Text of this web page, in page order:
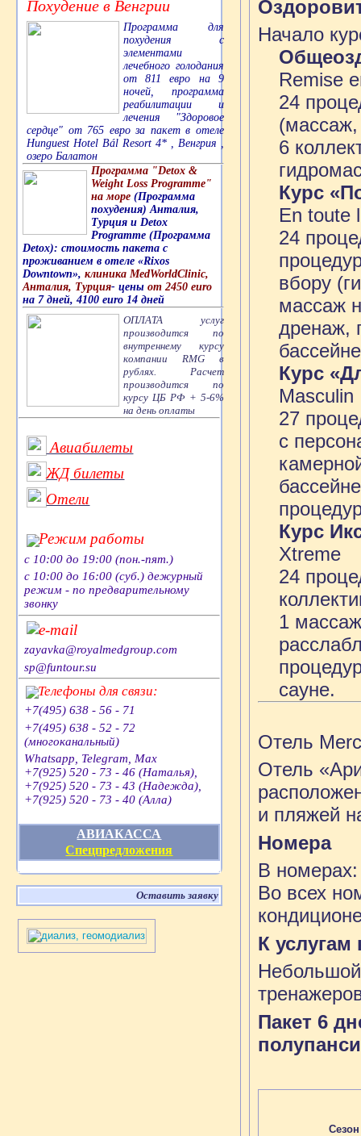
Похудение в Венгрии
Программа для
похудения с
элементами
лечебного голодания
от 811 евро на 9
ночей, программа
реабилитации и
лечения "Здоровое
сердце" от 765 евро за пакет в отеле
Hunguest Hotel Bál Resort 4* , Венгрия ,
озеро Балатон
Программа "Detox &
Weight Loss Programme"
на море (Программа
похудения) Анталия,
Турция и Detox
Programme (Программа
Detox): стоимость пакета с
проживанием в отеле «Rixos
Downtown», клиника MedWorldClinic,
Анталия, Турция- цены от 2450 euro
на 7 дней, 4100 euro 14 дней
ОПЛАТА услуг
производится по
внутреннему курсу
компании RMG в
рублях. Расчет
производится по
курсу ЦБ РФ + 5-6%
на день оплаты
Авиабилеты
ЖД билеты
Отели
Режим работы
с 10:00 до 19:00 (пон.-пят.)
с 10:00 до 16:00 (суб.) дежурный
режим - по предварительному
звонку
e-mail
zayavka@royalmedgroup.com
sp@funtour.su
Телефоны для связи:
+7(495) 638 - 56 - 71
+7(495) 638 - 52 - 72
(многоканальный)
Whatsapp, Telegram, Max
+7(925) 520 - 73 - 46 (Наталья),
+7(925) 520 - 73 - 43 (Надежда),
+7(925) 520 - 73 - 40 (Алла)
АВИАКАССА
Спецпредложения
Оставить заявку
Начало
Remise
24
6
Курс
En toute
24
вбору
массаж
дренаж,
Курс
Masculin
27
с
Курс
Xtreme
24
1
сауне.
Отель
Отель
и пляжей
Номера
В
Во всех
К услугам
Небольшой
Пакет 6
Сезон